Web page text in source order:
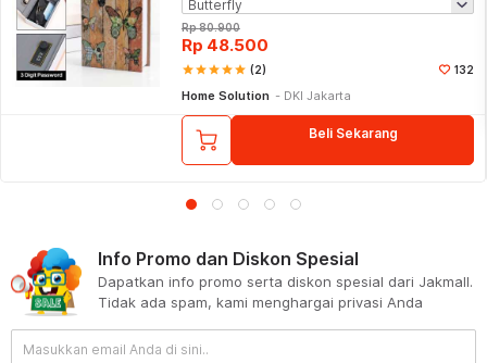
Rp80.900
Rp 48.500
starstarstarstarstar (2) 132
Home Solution DKI Jakarta
Beli Sekarang
Info Promo dan Diskon Spesial
Dapatkan info promo serta diskon spesial dari Jakmall.
Tidak ada spam, kami menghargai privasi Anda